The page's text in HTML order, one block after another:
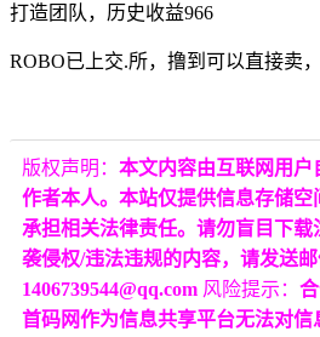
打造团队，历史收益966
ROBO已上交.所，撸到可以直接卖
版权声明： 本文内容由互联网用
作者本人。本站仅提供信息存储
承担相关法律责任。请勿盲目下
袭侵权/违法违规的内容，请发送邮
1406739544@qq.com 风险提示：
首码网作为信息共享平台无法对